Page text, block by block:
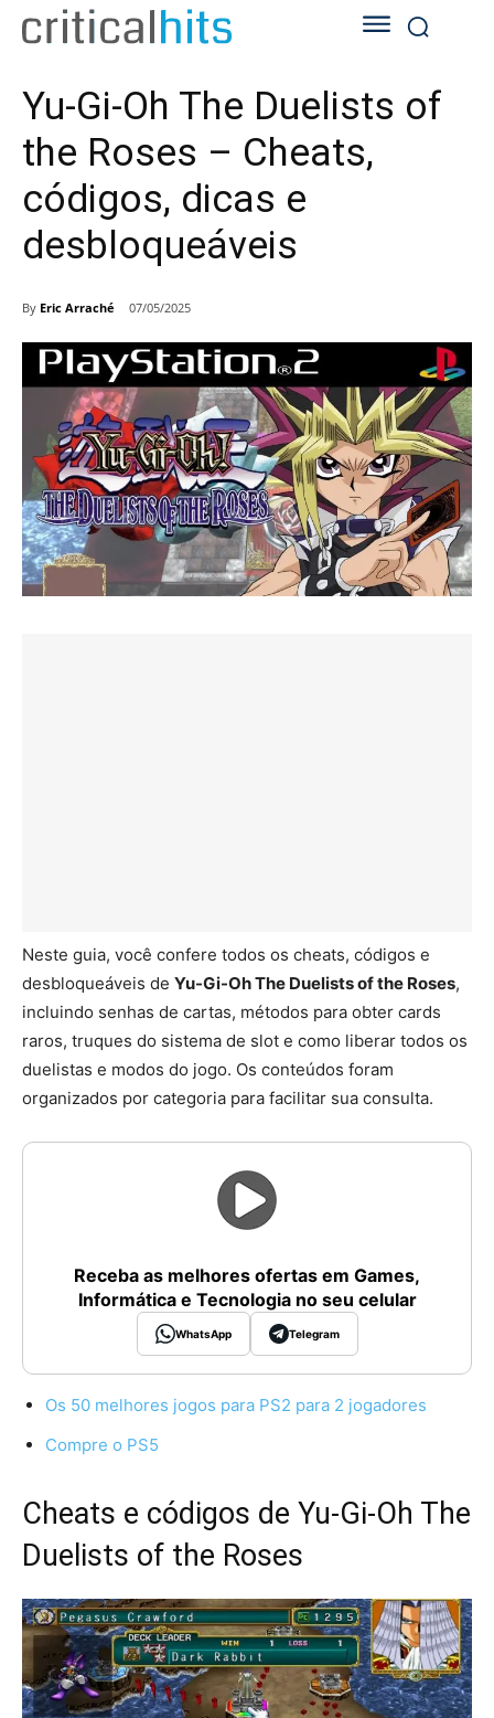
Yu-Gi-Oh The Duelists of
the Roses – Cheats,
códigos, dicas e
desbloqueáveis
By Eric Arraché 07/05/2025
Neste guia, você confere todos os cheats, códigos e
desbloqueáveis de Yu-Gi-Oh The Duelists of the Roses,
incluindo senhas de cartas, métodos para obter cards
raros, truques do sistema de slot e como liberar todos os
duelistas e modos do jogo. Os conteúdos foram
organizados por categoria para facilitar sua consulta.
Receba as melhores ofertas em Games,
Informática e Tecnologia no seu celular
WhatsApp Telegram
Os 50 melhores jogos para PS2 para 2 jogadores
Compre o PS5
Cheats e códigos de Yu-Gi-Oh The
Duelists of the Roses